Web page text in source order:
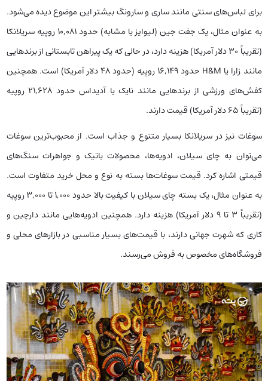
برای لباس‌های سنتی مانند ساری و سارونگ بیشتر این موضوع دیده می‌شود.
به عنوان مثال، یک جفت جین (لیوایز یا مشابه) حدود 10,081 روپیه سریلانکا
(تقریباً 30 دلار آمریکا) هزینه دارد، در حالی که یک پیراهن تابستانی از برندهایی
مانند زارا یا H&M حدود 16,149 روپیه (حدود 48 دلار آمریکا) است. همچنین
کفش‌های ورزشی از برندهایی مانند نایک یا آدیداس حدود 21,628 روپیه
(تقریباً 65 دلار آمریکا) قیمت دارند.
سوغات نیز در سریلانکا بسیار متنوع و جذاب است. از محبوب‌ترین سوغات
می‌توان به چای سیلان، ادویه‌ها، محصولات باتیک و جواهرات سنگ‌های
قیمتی اشاره کرد. قیمت سوغات‌ها بسته به نوع و محل خرید متفاوت است.
به عنوان مثال، یک بسته چای سیلان با کیفیت بالا حدود 1,000 تا 3,000 روپیه
(تقریباً 3 تا 9 دلار آمریکا) هزینه دارد. همچنین ادویه‌هایی مانند دارچین و
کاری که شهرت جهانی دارند، با قیمت‌های بسیار مناسبی در بازارهای محلی و
فروشگاه‌های مخصوص به فروش می‌رسند.